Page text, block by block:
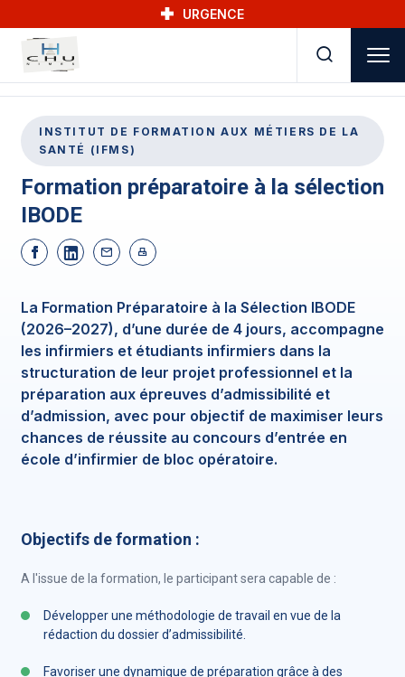
URGENCE
INSTITUT DE FORMATION AUX MÉTIERS DE LA
SANTÉ (IFMS)
Formation préparatoire à la sélection
IBODE
La Formation Préparatoire à la Sélection IBODE
(2026–2027), d’une durée de 4 jours, accompagne
les infirmiers et étudiants infirmiers dans la
structuration de leur projet professionnel et la
préparation aux épreuves d’admissibilité et
d’admission, avec pour objectif de maximiser leurs
chances de réussite au concours d’entrée en
école d’infirmier de bloc opératoire.
Objectifs de formation :
A l'issue de la formation, le participant sera capable de :
Développer une méthodologie de travail en vue de la
rédaction du dossier d’admissibilité.
Favoriser une dynamique de préparation grâce à des